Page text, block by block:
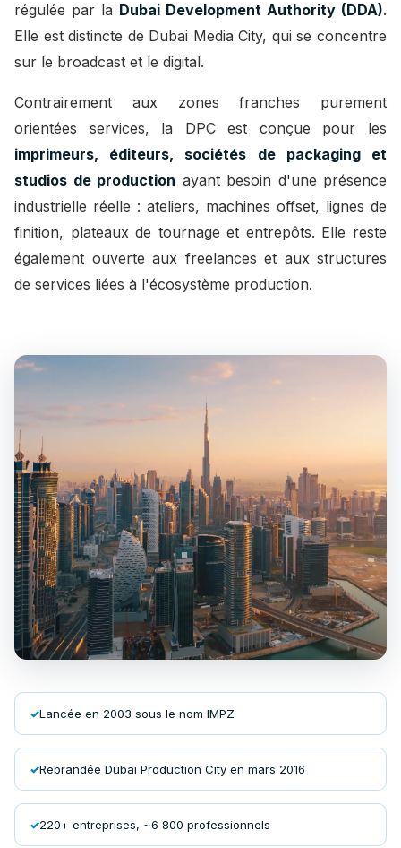
régulée par la Dubai Development Authority (DDA).
Elle est distincte de Dubai Media City, qui se concentre
sur le broadcast et le digital.
Contrairement aux zones franches purement
orientées services, la DPC est conçue pour les
imprimeurs, éditeurs, sociétés de packaging et
studios de production ayant besoin d'une présence
industrielle réelle : ateliers, machines offset, lignes de
finition, plateaux de tournage et entrepôts. Elle reste
également ouverte aux freelances et aux structures
de services liées à l'écosystème production.
Lancée en 2003 sous le nom IMPZ
Rebrandée Dubai Production City en mars 2016
220+ entreprises, ~6 800 professionnels